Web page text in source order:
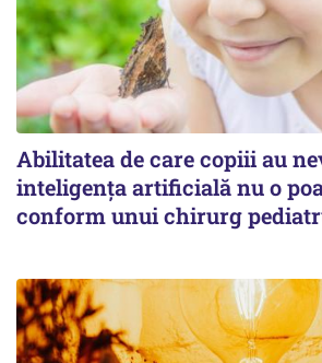
Abilitatea de care copiii au
inteligența artificială nu o
conform unui chirurg